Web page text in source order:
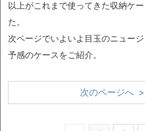
以上がこれまで使ってきた収納ケ
た。
次ページでいよいよ目玉のニュー
予感のケースをご紹介。
次のページへ >